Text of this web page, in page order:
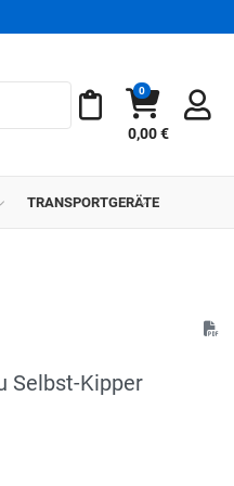
Meine Merkliste
Warenkorb
0
0,00 €
TRANSPORTGERÄTE
Selbst-Kipper